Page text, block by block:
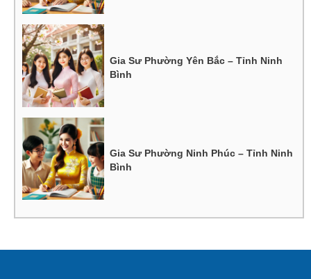
Gia Sư Phường Yên Bắc – Tỉnh Ninh
Bình
Gia Sư Phường Ninh Phúc – Tỉnh Ninh
Bình